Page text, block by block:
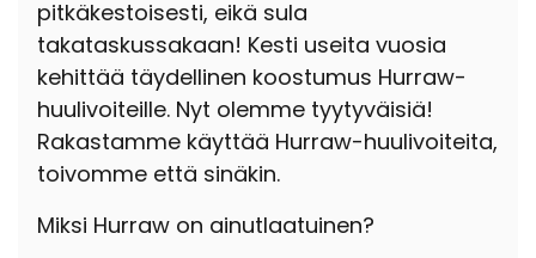
pitkäkestoisesti, eikä sula
takataskussakaan! Kesti useita vuosia
kehittää täydellinen koostumus Hurraw-
huulivoiteille. Nyt olemme tyytyväisiä!
Rakastamme käyttää Hurraw-huulivoiteita,
toivomme että sinäkin.
Miksi Hurraw on ainutlaatuinen?